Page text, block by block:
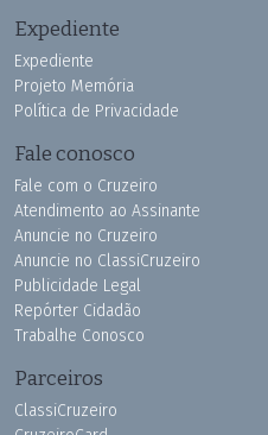
Expediente
Expediente
Projeto Memória
Política de Privacidade
Fale conosco
Fale com o Cruzeiro
Atendimento ao Assinante
Anuncie no Cruzeiro
Anuncie no ClassiCruzeiro
Publicidade Legal
Repórter Cidadão
Trabalhe Conosco
Parceiros
ClassiCruzeiro